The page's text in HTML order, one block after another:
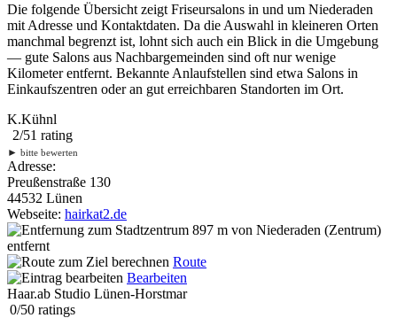
Die folgende Übersicht zeigt Friseursalons in und um Niederaden
mit Adresse und Kontaktdaten. Da die Auswahl in kleineren Orten
manchmal begrenzt ist, lohnt sich auch ein Blick in die Umgebung
— gute Salons aus Nachbargemeinden sind oft nur wenige
Kilometer entfernt. Bekannte Anlaufstellen sind etwa Salons in
Einkaufszentren oder an gut erreichbaren Standorten im Ort.
K.Kühnl
2/51 rating
► bitte bewerten
Adresse:
Preußenstraße 130
44532 Lünen
Webseite: hairkat2.de
897 m von Niederaden (Zentrum)
entfernt
Route
Bearbeiten
Haar.ab Studio Lünen-Horstmar
0/50 ratings